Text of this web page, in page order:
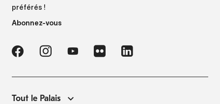
préférés !
Abonnez-vous
Tout le Palais